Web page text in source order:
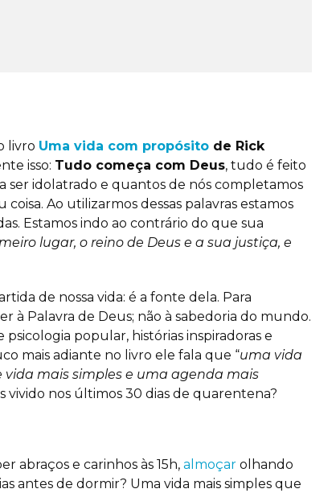
livro Uma vida com propósito de Rick
isso: Tudo começa com Deus, tudo é feito
ser idolatrado e quantos de nós completamos
coisa. Ao utilizarmos dessas palavras estamos
Estamos indo ao contrário do que sua
lugar, o reino de Deus e a sua justiça, e
de nossa vida: é a fonte dela. Para
à Palavra de Deus; não à sabedoria do mundo.
popular, histórias inspiradoras e
mais adiante no livro ele fala que “uma vida
mais simples e uma agenda mais
vivido nos últimos 30 dias de quarentena?
abraços e carinhos às 15h, almoçar olhando
antes de dormir? Uma vida mais simples que